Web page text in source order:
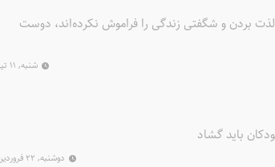
بردن و شگفتی زندگی را فراموش نکرده‌اند، دوست
شنبه, ۱۱ تیر
باید گشاد
دوشنبه, ۲۲ فروردین